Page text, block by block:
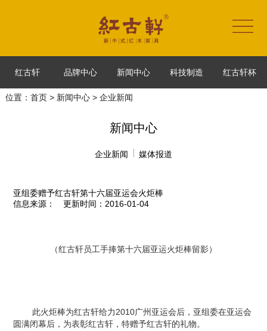
红古轩 品牌中心 新闻中心 科技制造 红古轩杯
位置： 首页> 新闻中心> 企业新闻
新闻中心
企业新闻 媒体报道
亚组委赠予红古轩第十六届亚运会火炬棒
信息来源：
更新时间：2016-01-04
（红古轩员工手捧第十六届亚运火炬棒留影）
此火炬棒为红古轩给力2010广州亚运会后，亚组委在亚运会
圆满闭幕后，为表彰红古轩，特赠予红古轩的礼物。